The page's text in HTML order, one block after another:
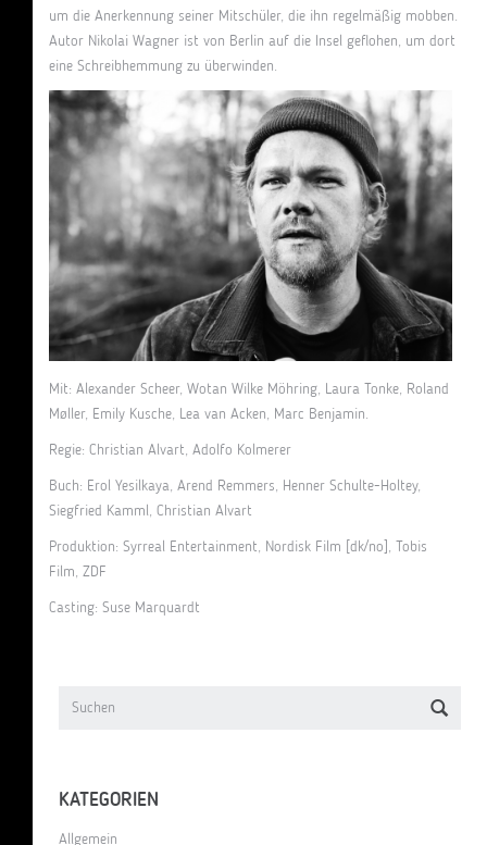
um die Anerkennung seiner Mitschüler, die ihn regelmäßig mobben.
Autor Nikolai Wagner ist von Berlin auf die Insel geflohen, um dort
eine Schreibhemmung zu überwinden.
Mit: Alexander Scheer, Wotan Wilke Möhring, Laura Tonke, Roland
Møller, Emily Kusche, Lea van Acken, Marc Benjamin.
Regie: Christian Alvart, Adolfo Kolmerer
Buch: Erol Yesilkaya, Arend Remmers, Henner Schulte-Holtey,
Siegfried Kamml, Christian Alvart
Produktion: Syrreal Entertainment, Nordisk Film [dk/no] ,
Tobis
Film, ZDF
Casting: Suse Marquardt
KATEGORIEN
Allgemein